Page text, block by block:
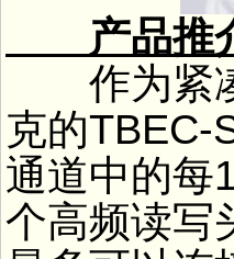
产品推
作为紧凑
克的TBEC-
通道中的每
个高频读写